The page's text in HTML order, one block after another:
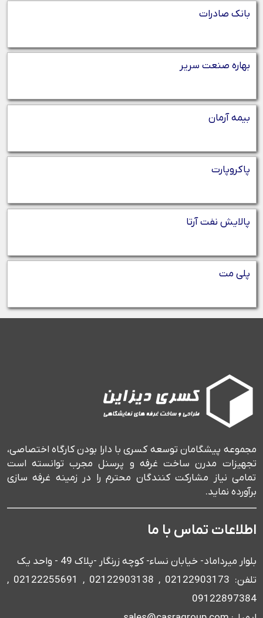
بانک صادرات
بهاره صنعت سریر
بیمه آرمان
پاکروپارت
پالایش نفت آرتا
پلی مت
مجموعه پیشگامان توسعه کسری با دارا بودن کارگاه اختصاصی،
تجهیزات مدرن ساخت غرفه و پرسنل مجرب توانسته است
تمامی نیاز مشارکت کنندگان محترم را در زمینه غرفه سازی
برآورده نماید.
اطلاعات تماس با ما
بلوار میرداماد- خیابان نساء- کوچه زرنگار -پلاک 49 - واحد یک
تلفن: 02122903173 , 02122903138 , 02122255691 ,
09122897384